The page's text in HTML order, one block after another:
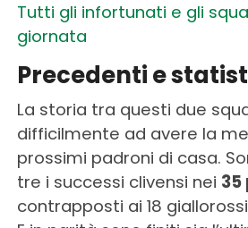
Tutti gli infortunati e gli
giornata
Precedenti e
La storia tra questi due
difficilmente ad avere la
prossimi padroni di casa.
tre i successi clivensi nei 35
contrapposti ai 18